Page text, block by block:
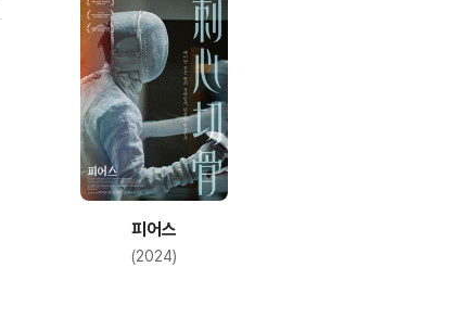
피어스
(2024)